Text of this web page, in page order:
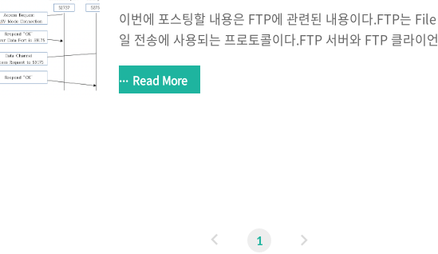
이번에 포스팅할 내용은 FTP에 관련된 내용이다.FTP는
일 전송에 사용되는 프로토콜이다.FTP 서버와 FTP 클라이
를 사용했다 ) 이러한 FTP에는 두 가지 통신 방식이 존재하
Read More
1
다